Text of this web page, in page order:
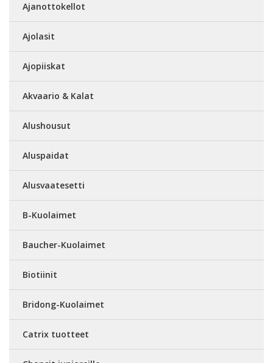
Ajanottokellot
Ajolasit
Ajopiiskat
Akvaario & Kalat
Alushousut
Aluspaidat
Alusvaatesetti
B-Kuolaimet
Baucher-Kuolaimet
Biotiinit
Bridong-Kuolaimet
Catrix tuotteet